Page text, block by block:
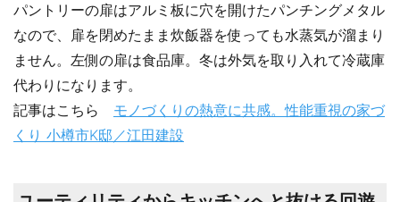
パントリーの扉はアルミ板に穴を開けたパンチングメタル
なので、扉を閉めたまま炊飯器を使っても水蒸気が溜まり
ません。左側の扉は食品庫。冬は外気を取り入れて冷蔵庫
代わりになります。
記事はこちら モノづくりの熱意に共感。性能重視の家づ
くり 小樽市K邸／江田建設